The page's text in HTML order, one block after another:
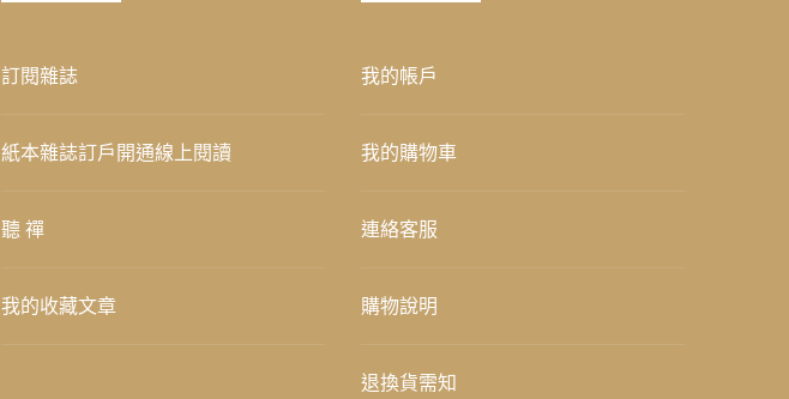
訂閱雜誌
紙本雜誌訂戶開通線上閱讀
聽 禪
我的收藏文章
我的帳戶
我的購物車
連絡客服
購物說明
退換貨需知